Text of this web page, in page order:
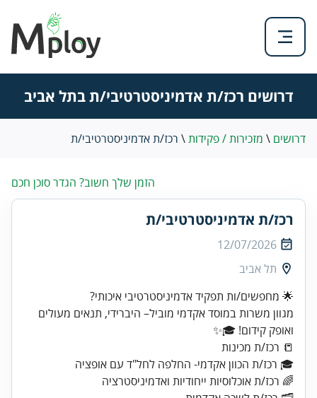
דרושים רכז/ת אדמיניסטרטיבי/ת בתל אביב
דרושים \ מזכירות / פקידות\ רכז/ת אדמיניסטרטיבי/ת
הזמן שלך חשוב? הגדר סוכן חכם
רכז/ת אדמיניסטרטיבי/ת
12/07/2026
תל אביב
מגוון משרות במוסד אקדמי מוביל– היברידי, תנאים מעולים